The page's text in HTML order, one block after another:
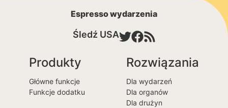
Espresso wydarzenia
Śledź USA
Produkty
Główne funkcje
Funkcje dodatku
Rozwiązania
Dla wydarzeń
Dla organów
Dla drużyn